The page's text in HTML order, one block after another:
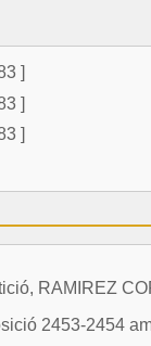
]
]
]
RAMIREZ
2453-2454